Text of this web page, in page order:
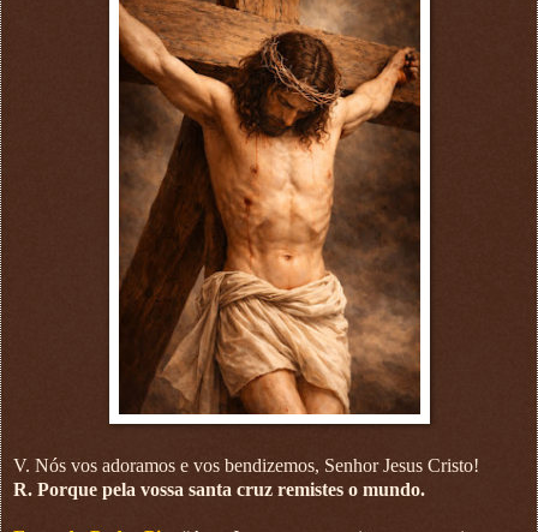
V. Nós vos adoramos e vos bendizemos, Senhor Jesus Cristo!
R. Porque pela vossa santa cruz remistes o mundo.